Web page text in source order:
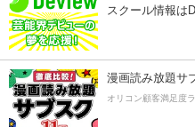
スクール情報は
漫画読み放題サ
オリコン顧客満足度